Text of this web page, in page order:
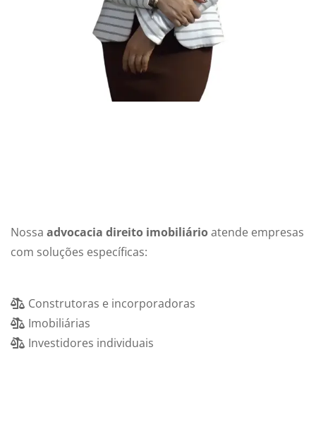
Nossa advocacia direito imobiliárioatende empresas
com soluções específicas:
Construtoras e incorporadoras
Imobiliárias
Investidores individuais